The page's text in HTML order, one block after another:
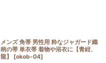
メンズ 角帯 男性用 粋なジャガード織
柄の帯 単衣帯 着物や浴衣に【青紺、
龍】
[okob-04]